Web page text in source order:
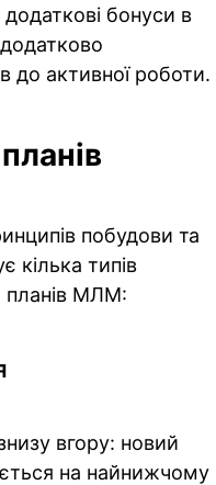
бонуси в
до активної роботи.
побудови та
кілька типів
планів МЛМ:
вгору: новий
на найнижчому